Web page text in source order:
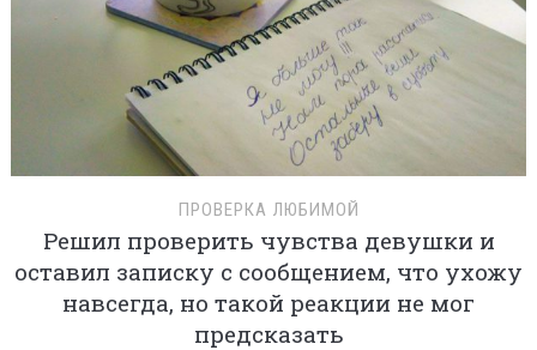
ПРОВЕРКА ЛЮБИМОЙ
Решил проверить чувства девушки и
оставил записку с сообщением, что ухожу
навсегда, но такой реакции не мог
предсказать